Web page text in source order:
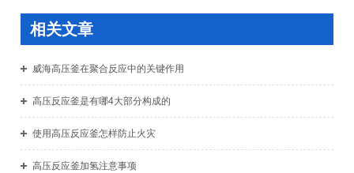
相关文章
威海高压釜在聚合反应中的关键作用
高压反应釜是有哪4大部分构成的
使用高压反应釜怎样防止火灾
高压反应釜加氢注意事项